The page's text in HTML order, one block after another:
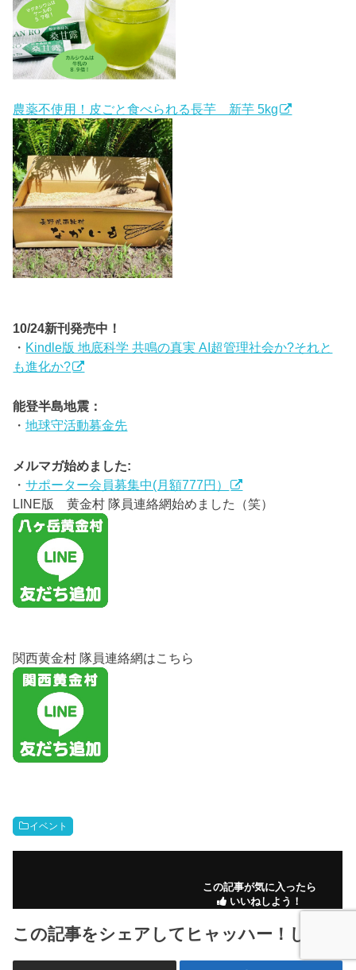
農薬不使用！皮ごと食べられる長芋 新芋 5kg
10/24新刊発売中！
・ Kindle版 地底科学 共鳴の真実 AI超管理社会か?それと
も進化か?
能登半島地震：
・地球守活動募金先
メルマガ始めました:
・サポーター会員募集中(月額777円）
LINE版 黄金村 隊員連絡網始めました（笑）
関西黄金村 隊員連絡網はこちら
イベント
この記事が気に入ったら
いいねしよう！
この記事をシェアしてヒャッハー！しよう